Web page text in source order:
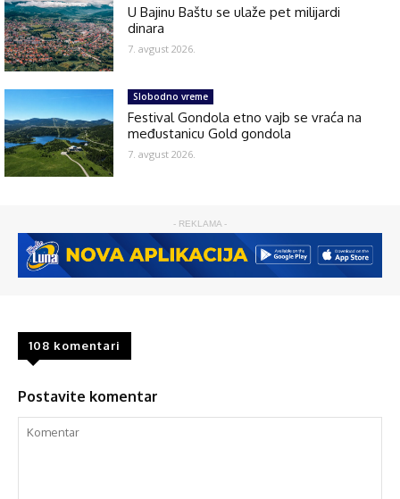
U Bajinu Baštu se ulaže pet milijardi
dinara
7. avgust 2026.
Slobodno vreme
Festival Gondola etno vajb se vraća na
međustanicu Gold gondola
7. avgust 2026.
- REKLAMA -
108 komentari
Postavite komentar